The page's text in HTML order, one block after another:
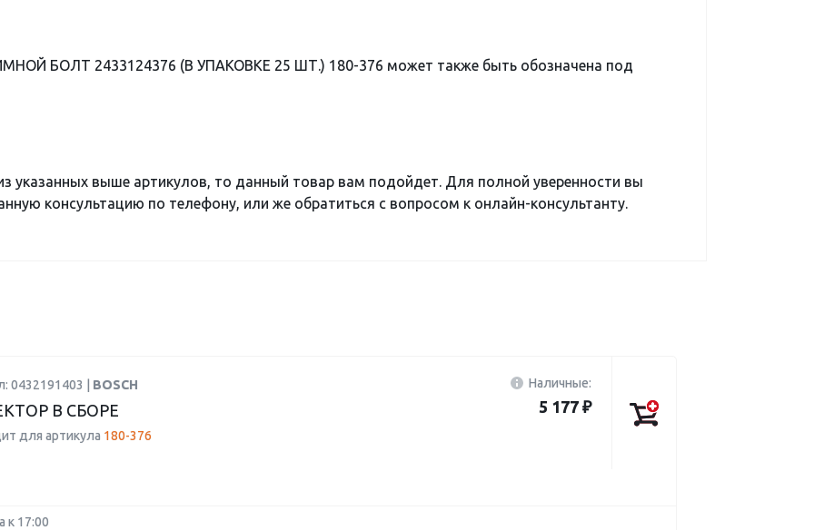
БОЛТ 2433124376 (В УПАКОВКЕ 25 ШТ.) 180-376 может также быть обозначена под
указанных выше артикулов, то данный товар вам подойдет. Для полной уверенности вы
консультацию по телефону, или же обратиться с вопросом к онлайн-консультанту.
0432191403 | BOSCH
В СБОРЕ
для артикула 180-376
Наличные:
5 177 ₽
к 17:00